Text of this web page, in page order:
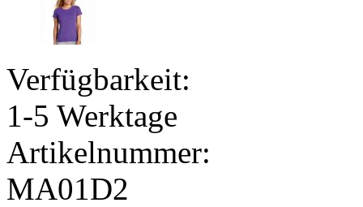
Verfügbarkeit:
1-5 Werktage
Artikelnummer:
MA01D2